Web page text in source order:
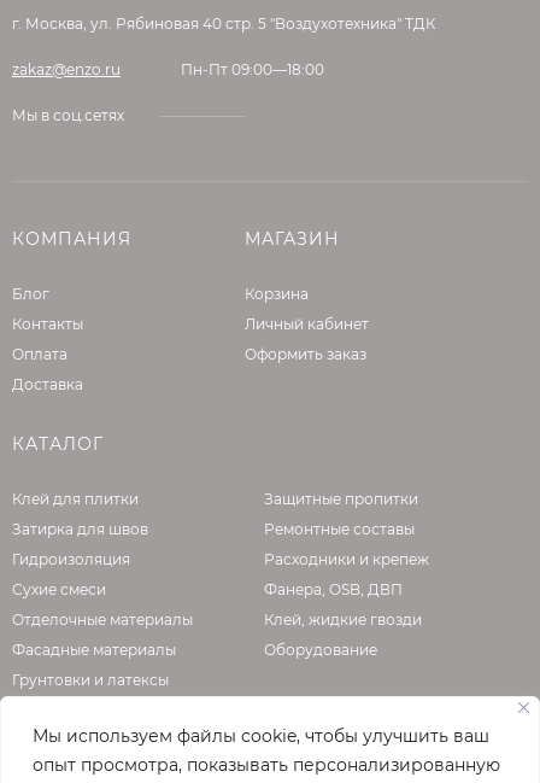
Мы используем файлы cookie, чтобы улучшить ваш
опыт просмотра, показывать персонализированную
г. Москва, ул. Рябиновая 40 стр. 5 "Воздухотехника" ТДК
zakaz@enzo.ru Пн-Пт 09:00—18:00
Мы в соц.сетях
КОМПАНИЯ
Блог
Контакты
Оплата
Доставка
МАГАЗИН
Корзина
Личный кабинет
Оформить заказ
КАТАЛОГ
Клей для плитки
Затирка для швов
Гидроизоляция
Сухие смеси
Отделочные материалы
Фасадные материалы
Грунтовки и латексы
Защитные пропитки
Ремонтные составы
Расходники и крепеж
Фанера, OSB, ДВП
Клей, жидкие гвозди
Оборудование
О КОМПАНИИ